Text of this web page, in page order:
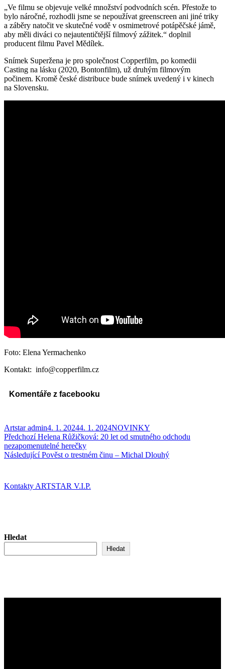
„Ve filmu se objevuje velké množství podvodních scén. Přestože to
bylo náročné, rozhodli jsme se nepoužívat greenscreen ani jiné triky
a záběry natočit ve skutečné vodě v osmimetrové potápěčské jámě,
aby měli diváci co nejautentičtější filmový zážitek.“ doplnil
producent filmu Pavel Mědílek.
Snímek Superžena je pro společnost Copperfilm, po komedii
Casting na lásku (2020, Bontonfilm), už druhým filmovým
počinem. Kromě české distribuce bude snímek uvedený i v kinech
na Slovensku.
Foto: Elena Yermachenko
Kontakt: info@copperfilm.cz
Komentáře z facebooku
Autor:
Artstar adminPublikováno:
4. 1. 20244. 1. 2024Rubriky:
NOVINKY
Navigace
pro
Předchozí Předchozí
příspěvek:
Helena Růžičková: 20 let od smutného odchodu
nezapomenutelné herečky
Následující Následující
Pověst o trestném činu – Michal Dlouhý
Kontakty ARTSTAR V.I.P.
Hledat
Hledat